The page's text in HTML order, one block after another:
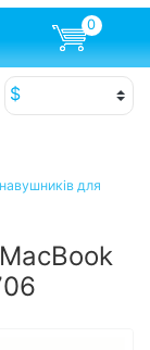
0
для